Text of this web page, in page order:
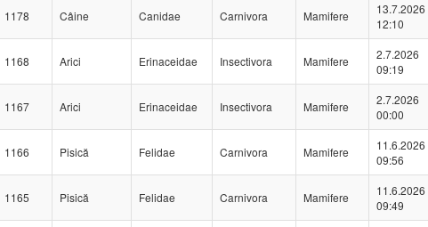
1178 Câine Canidae Carnivora Mamifere
13.7.2026
12:10
1168 Arici Erinaceidae Insectivora Mamifere
2.7.2026
09:19
1167 Arici Erinaceidae Insectivora Mamifere
2.7.2026
00:00
1166 Pisică Felidae Carnivora Mamifere
11.6.2026
09:56
1165 Pisică Felidae Carnivora Mamifere
11.6.2026
09:49